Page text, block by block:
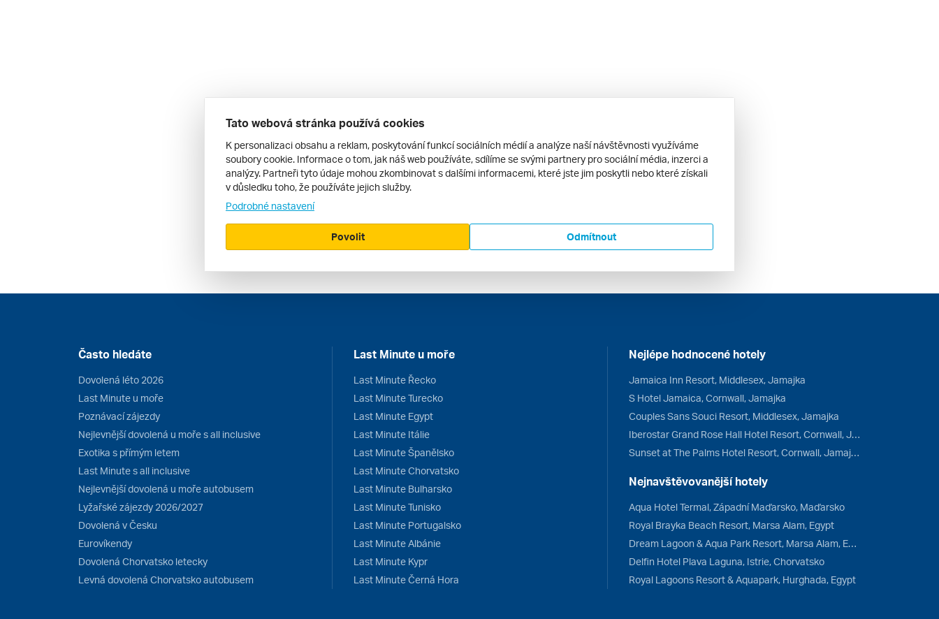
Často hledáte
Dovolená léto 2026
Last Minute u moře
Poznávací zájezdy
Nejlevnější dovolená u moře s all inclusive
Exotika s přímým letem
Last Minute s all inclusive
Nejlevnější dovolená u moře autobusem
Lyžařské zájezdy 2026/2027
Dovolená v Česku
Eurovíkendy
Dovolená Chorvatsko letecky
Levná dovolená Chorvatsko autobusem
Last Minute u moře
Last Minute Řecko
Last Minute Turecko
Last Minute Egypt
Last Minute Itálie
Last Minute Španělsko
Last Minute Chorvatsko
Last Minute Bulharsko
Last Minute Tunisko
Last Minute Portugalsko
Last Minute Albánie
Last Minute Kypr
Last Minute Černá Hora
Nejlépe hodnocené hotely
Jamaica Inn Resort, Middlesex, Jamajka
S Hotel Jamaica, Cornwall, Jamajka
Couples Sans Souci Resort, Middlesex, Jamajka
Iberostar Grand Rose Hall Hotel Resort, Cornwall, Jamajka
Sunset at The Palms Hotel Resort, Cornwall, Jamajka
Nejnavštěvovanější hotely
Aqua Hotel Termal, Západní Maďarsko, Maďarsko
Royal Brayka Beach Resort, Marsa Alam, Egypt
Dream Lagoon & Aqua Park Resort, Marsa Alam, Egypt
Delfin Hotel Plava Laguna, Istrie, Chorvatsko
Royal Lagoons Resort & Aquapark, Hurghada, Egypt
Tato webová stránka používá cookies
K personalizaci obsahu a reklam, poskytování funkcí sociálních médií a analýze naší návštěvnosti využíváme
soubory cookie. Informace o tom, jak náš web používáte, sdílíme se svými partnery pro sociální média, inzerci a
analýzy. Partneři tyto údaje mohou zkombinovat s dalšími informacemi, které jste jim poskytli nebo které získali
v důsledku toho, že používáte jejich služby.
Podrobné nastavení
Odmítnout
Povolit